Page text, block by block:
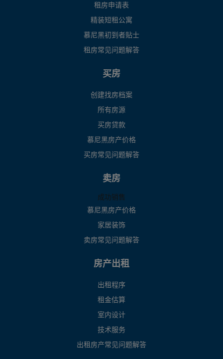
租房申请表
精装短租公寓
慕尼黑初到者贴士
租房常见问题解答
买房
创建找房档案
所有房源
买房贷款
慕尼黑房产价格
买房常见问题解答
卖房
成功销售
慕尼黑房产价格
家居装饰
卖房常见问题解答
房产出租
出租程序
租金估算
室内设计
技术服务
出租房产常见问题解答